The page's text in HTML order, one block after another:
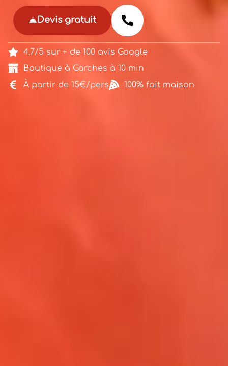
Devis gratuit
4.7/5 sur + de 100 avis Google
Boutique à Garches à 10 min
À partir de 15€/pers
100% fait maison